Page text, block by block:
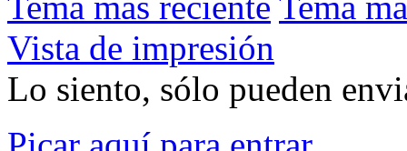
Vista de impresión
Lo siento, sólo pueden